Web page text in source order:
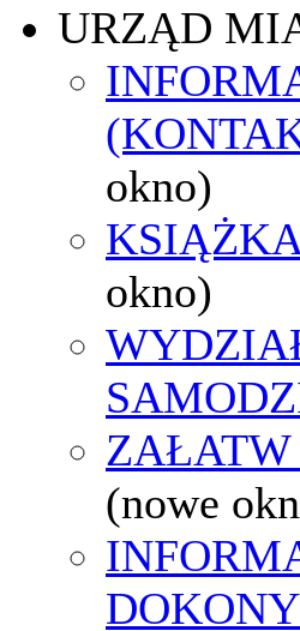
URZĄD
okno)
okno)
ZAŁATW
(nowe